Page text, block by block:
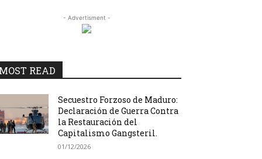
- Advertisment -
READ
Secuestro Forzoso de Maduro:
Declaración de Guerra Contra
la Restauración del
Capitalismo Gangsteril.
01/12/2026